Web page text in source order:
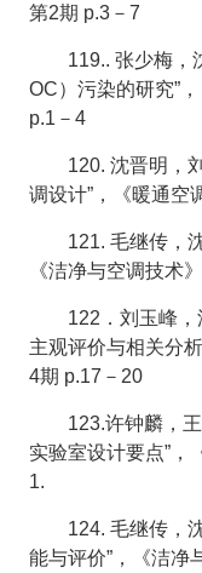
第2期 p.3－7
119.. 张少梅，
OC）污染的研究”
p.1－4
120. 沈晋明，
调设计”，《暖通空
121. 毛继传，
《洁净与空调技术
122．刘玉峰
主观评价与相关分
4期 p.17－20
123.许钟麟，
实验室设计要点”，
1.
124. 毛继传，
能与评价”，《洁净